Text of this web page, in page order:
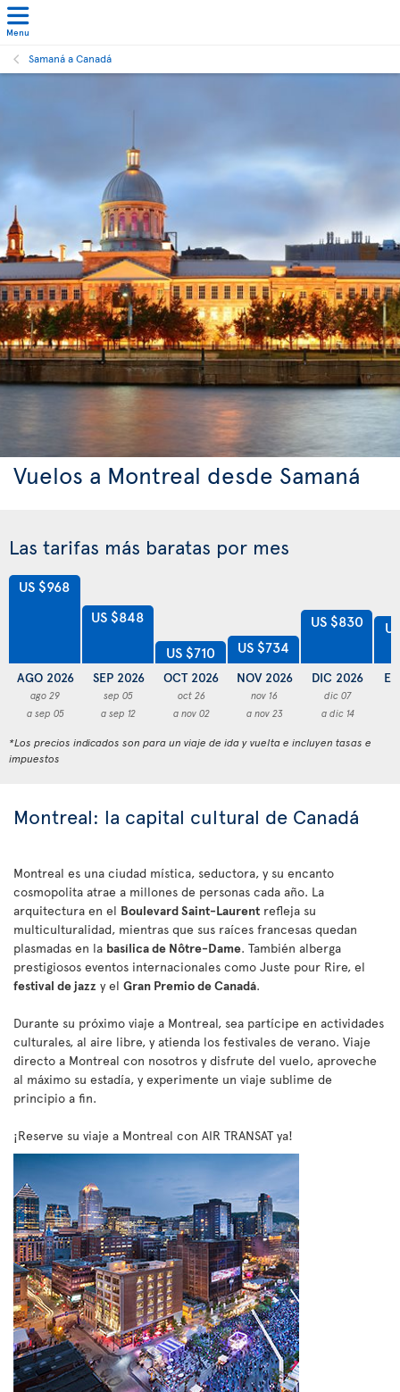
Menu
Samaná a Canadá
Vuelos a Montreal desde Samaná
Las tarifas más baratas por mes
US $968
AGO 2026
ago 29
a sep 05
US $848
SEP 2026
sep 05
a sep 12
US $710
OCT 2026
oct 26
a nov 02
US $734
NOV 2026
nov 16
a nov 23
US $830
DIC 2026
dic 07
a dic 14
*Los precios indicados son para un viaje de ida y vuelta e incluyen tasas e
impuestos
Montreal: la capital cultural de Canadá
Montreal es una ciudad mística, seductora, y su encanto
cosmopolita atrae a millones de personas cada año. La
arquitectura en el Boulevard Saint-Laurent refleja su
multiculturalidad, mientras que sus raíces francesas quedan
plasmadas en la basílica de Nôtre-Dame. También alberga
prestigiosos eventos internacionales como Juste pour Rire, el
festival de jazz y el Gran Premio de Canadá.
Durante su próximo viaje a Montreal, sea partícipe en actividades
culturales, al aire libre, y atienda los festivales de verano. Viaje
directo a Montreal con nosotros y disfrute del vuelo, aproveche
al máximo su estadía, y experimente un viaje sublime de
principio a fin.
¡Reserve su viaje a Montreal con AIR TRANSAT ya!